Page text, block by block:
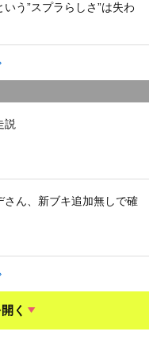
う”スプラらしさ”は失わ
説
さん、新ブキ追加無しで確
く